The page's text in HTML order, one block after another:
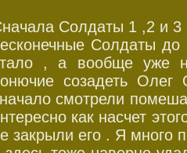
Солдаты 1 ,2 и
Солдаты
, а вообще уже
созадеть
смотрели
как насчет
закрыли его . Я много